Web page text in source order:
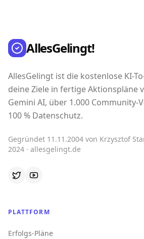
AllesGelingt!
AllesGelingt ist die kostenlose KI-
deine Ziele in fertige Aktionspläne
Gemini AI, über 1.000 Community-
100 % Datenschutz.
Gegründet 11.11.2004 von Krzysztof
2024 · allesgelingt.de
PLATTFORM
Erfolgs-Pläne